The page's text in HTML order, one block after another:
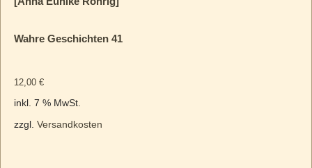
Wahre Geschichten 41
12,00 €
inkl. 7 % MwSt.
zzgl. Versandkosten